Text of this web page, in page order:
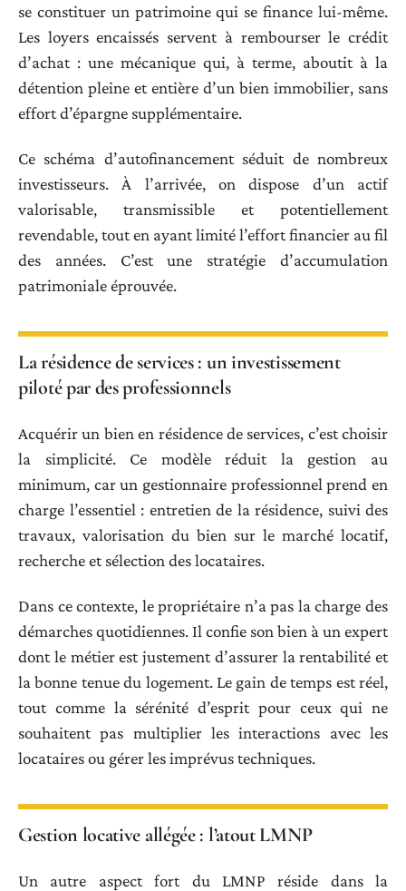
se constituer un patrimoine qui se finance lui-même.
Les loyers encaissés servent à rembourser le crédit
d’achat : une mécanique qui, à terme, aboutit à la
détention pleine et entière d’un bien immobilier, sans
effort d’épargne supplémentaire.
Ce schéma d’autofinancement séduit de nombreux
investisseurs. À l’arrivée, on dispose d’un actif
valorisable, transmissible et potentiellement
revendable, tout en ayant limité l’effort financier au fil
des années. C’est une stratégie d’accumulation
patrimoniale éprouvée.
La résidence de services : un investissement
piloté par des professionnels
Acquérir un bien en résidence de services, c’est choisir
la simplicité. Ce modèle réduit la gestion au
minimum, car un gestionnaire professionnel prend en
charge l’essentiel : entretien de la résidence, suivi des
travaux, valorisation du bien sur le marché locatif,
recherche et sélection des locataires.
Dans ce contexte, le propriétaire n’a pas la charge des
démarches quotidiennes. Il confie son bien à un expert
dont le métier est justement d’assurer la rentabilité et
la bonne tenue du logement. Le gain de temps est réel,
tout comme la sérénité d’esprit pour ceux qui ne
souhaitent pas multiplier les interactions avec les
locataires ou gérer les imprévus techniques.
Gestion locative allégée : l’atout LMNP
Un autre aspect fort du LMNP réside dans la